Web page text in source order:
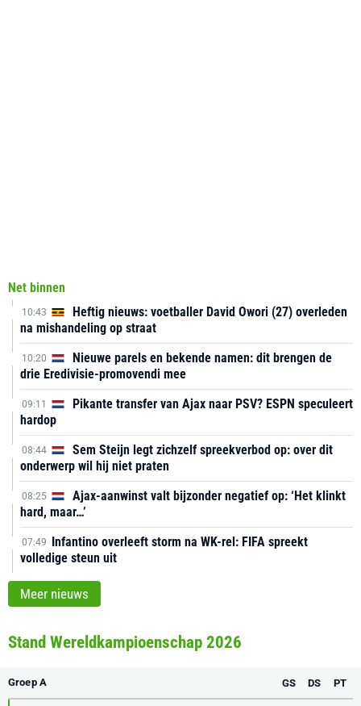
Net binnen
10:43
Heftig nieuws: voetballer David Owori (27) overleden
na mishandeling op straat
10:20
Nieuwe parels en bekende namen: dit brengen de
drie Eredivisie-promovendi mee
09:11
Pikante transfer van Ajax naar PSV? ESPN speculeert
hardop
08:44
Sem Steijn legt zichzelf spreekverbod op: over dit
onderwerp wil hij niet praten
08:25
Ajax-aanwinst valt bijzonder negatief op: ‘Het klinkt
hard, maar…’
07:49 Infantino overleeft storm na WK-rel: FIFA spreekt
volledige steun uit
Meer nieuws
Stand Wereldkampioenschap 2026
Groep A GS DS PT